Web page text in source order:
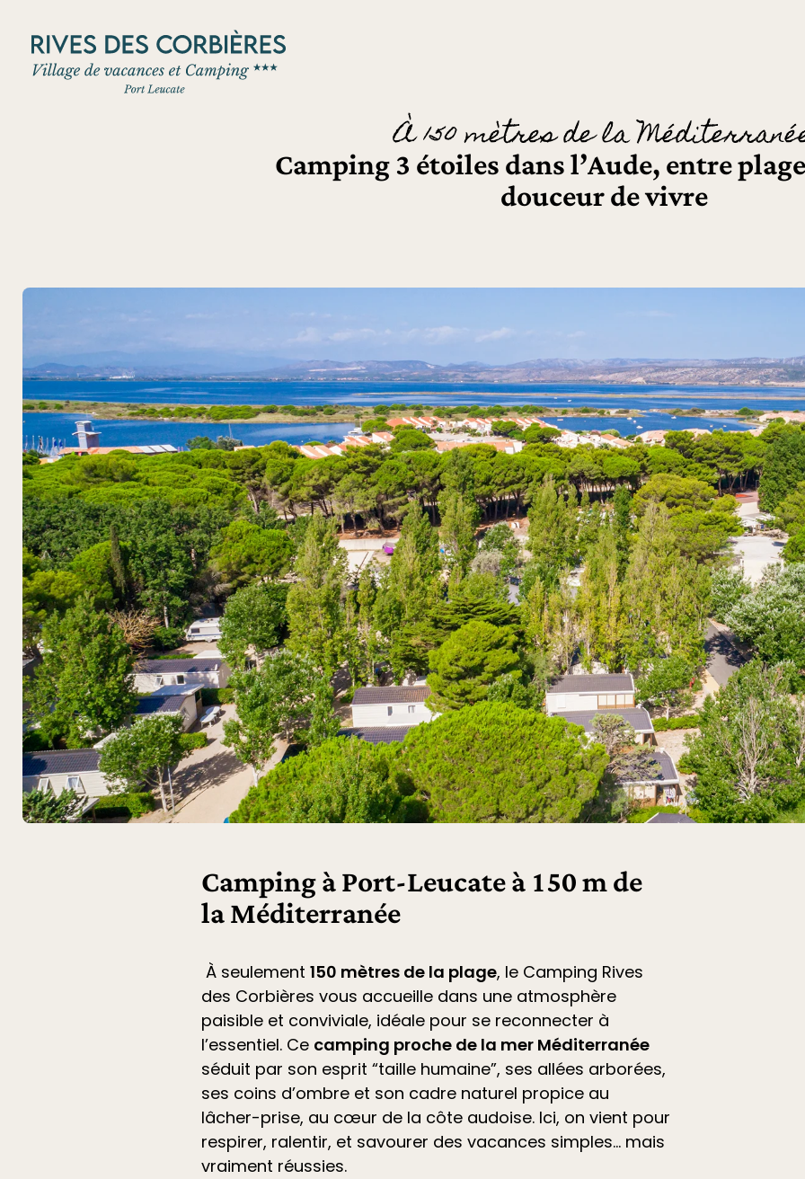
À 150 mètres de la
Camping 3 étoiles dans l’Aude, entre
douceur de vivre
Camping à Port-Leucate à 150 m de
la Méditerranée
À seulement 150 mètres de la plage, le Camping Rives
des Corbières vous accueille dans une atmosphère
paisible et conviviale, idéale pour se reconnecter à
l’essentiel. Ce camping proche de la mer Méditerranée
séduit par son esprit “taille humaine”, ses allées arborées,
ses coins d’ombre et son cadre naturel propice au
lâcher-prise, au cœur de la côte audoise. Ici, on vient pour
respirer, ralentir, et savourer des vacances simples… mais
vraiment réussies.